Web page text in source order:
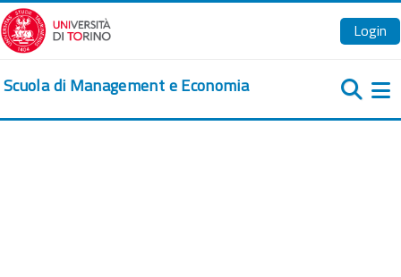
Vai al contenuto principale
Login
Scuola di Management e Economia